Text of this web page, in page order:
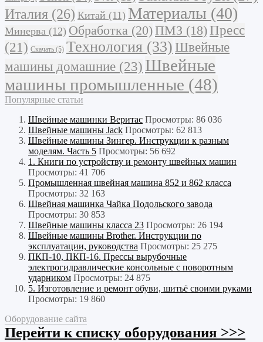
Италия (26) Китай (11) Материалы (40)
Минерва (12) Обработка (20) ПМЗ (18) Пресс
(21) Скачать (5) Технология (33) Швейные
машины домашние (23) Швейные
машины промышленные (48)
Популярные статьи
Швейные машинки Веритас Просмотры: 86 036
Швейные машины Jack Просмотры: 62 813
Швейные машины Зингер. Инструкции к разным
моделям. Часть 5 Просмотры: 56 692
1. Книги по устройству и ремонту швейных машин
Просмотры: 41 706
Промышленная швейная машина 852 и 862 класса
Просмотры: 32 163
Швейная машинка Чайка Подольского завода
Просмотры: 30 853
Швейные машины класса 23 Просмотры: 26 194
Швейные машины Brother. Инструкции по
эксплуатации, руководства Просмотры: 25 275
ПКП-10, ПКП-16. Прессы вырубочные
электрогидравлические консольные с поворотным
ударником Просмотры: 24 875
5. Изготовление и ремонт обуви, шитьё своими руками
Просмотры: 19 860
Оборудование сайта
Перейти к списку оборудования >>>